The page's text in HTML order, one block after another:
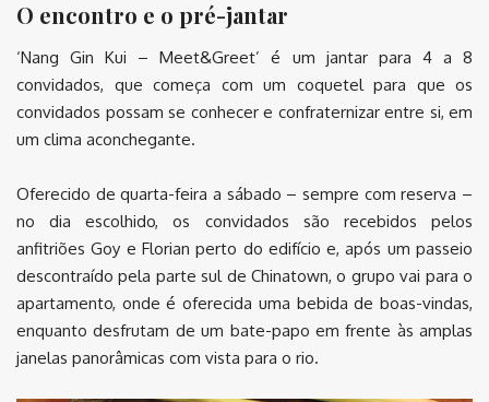
O encontro e o pré-jantar
‘Nang Gin Kui – Meet&Greet’ é um jantar para 4 a 8
convidados, que começa com um coquetel para que os
convidados possam se conhecer e confraternizar entre si, em
um clima aconchegante.
Oferecido de quarta-feira a sábado – sempre com reserva –
no dia escolhido, os convidados são recebidos pelos
anfitriões Goy e Florian perto do edifício e, após um passeio
descontraído pela parte sul de Chinatown, o grupo vai para o
apartamento, onde é oferecida uma bebida de boas-vindas,
enquanto desfrutam de um bate-papo em frente às amplas
janelas panorâmicas com vista para o rio.